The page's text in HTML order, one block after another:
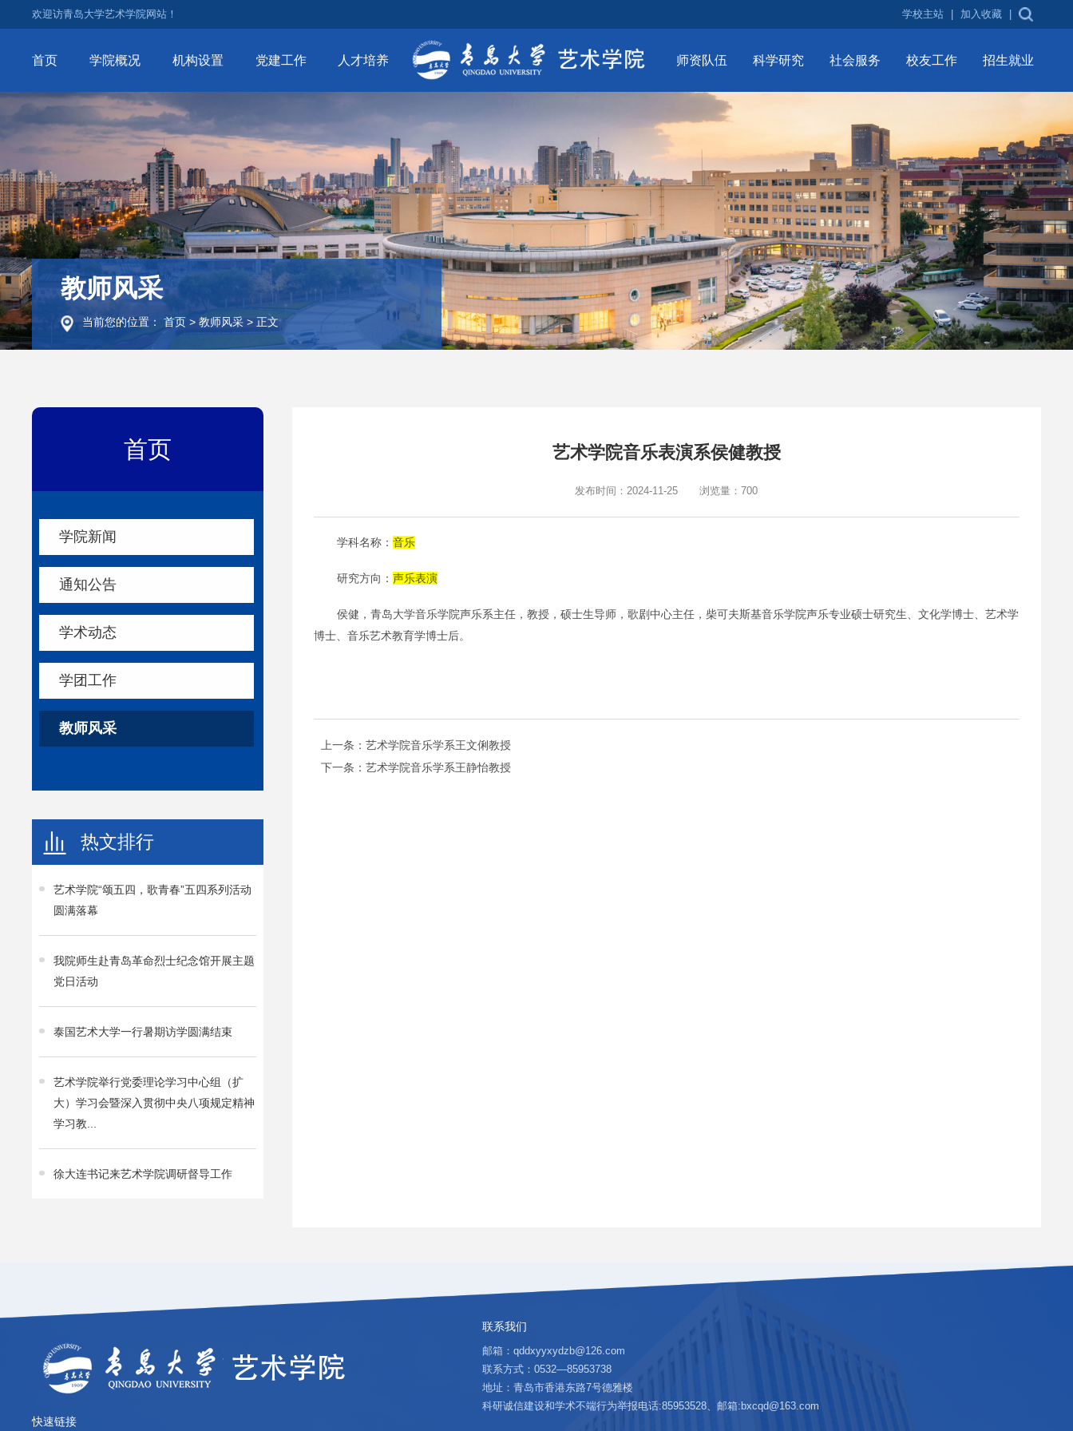
欢迎访青岛大学艺术学院网站！ 学校主站 加入收藏
首页 学院概况 机构设置 党建工作 人才培养 师资队伍 科学研究 社会服务 校友工作 招生就业
教师风采
当前您的位置：首页 >教师风采 >正文
首页
学院新闻
通知公告
学术动态
学团工作
教师风采
热文排行
艺术学院“颂五四，歌青春”五四系列活动
圆满落幕
我院师生赴青岛革命烈士纪念馆开展主题
党日活动
泰国艺术大学一行暑期访学圆满结束
艺术学院举行党委理论学习中心组（扩
大）学习会暨深入贯彻中央八项规定精神
学习教...
徐大连书记来艺术学院调研督导工作
艺术学院音乐表演系侯健教授
发布时间：2024-11-25 浏览量： 700
学科名称：音乐
研究方向：声乐表演
侯健，青岛大学音乐学院声乐系主任，教授，硕士生导师，歌剧中心主任，柴可夫斯基音乐学院声乐专业硕士研究生、文化学博士、艺术学
博士、音乐艺术教育学博士后。
上一条：艺术学院音乐学系王文俐教授
下一条：艺术学院音乐学系王静怡教授
联系我们
邮箱：qddxyyxydzb@126.com
联系方式：0532—85953738
地址：青岛市香港东路7号德雅楼
科研诚信建设和学术不端行为举报电话:85953528、邮箱:bxcqd@163.com
快速链接